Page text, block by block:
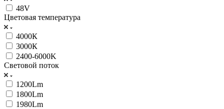
48V
Цветовая температура
4000К
3000К
2400-6000K
Световой поток
1200Lm
1800Lm
1980Lm